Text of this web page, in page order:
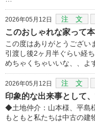
2026年05月12日 注 文
このおしゃれな家って
この度はありがとうござい
引渡し後2ヶ月半ぐらい経
めちゃくちゃいいな、、よ
2026年05月12日 注 文
印象的な出来事として
◆土地仲介：山本様、平島
もともと私たちは中古の建